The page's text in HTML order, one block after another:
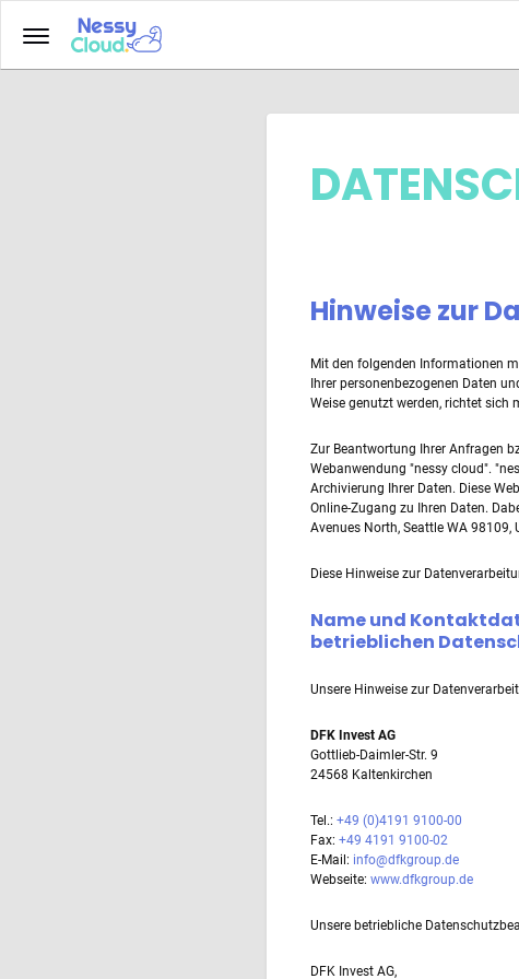
Hinweise zur
Mit den folgenden Informationen
Ihrer personenbezogenen Daten
Weise genutzt werden, richtet sich
Zur Beantwortung Ihrer Anfragen
Webanwendung "nessy cloud".
Archivierung Ihrer Daten. Diese
Online-Zugang zu Ihren Daten.
Avenues North, Seattle WA 98109,
Diese Hinweise zur
Name und
betrieblichen
Unsere Hinweise zur
DFK Invest AG
Gottlieb-Daimler-Str. 9
24568 Kaltenkirchen
Tel.: +49 (0)4191 9100-00
Fax: +49 4191 9100-02
E-Mail: info@dfkgroup.de
Webseite: www.dfkgroup.de
Unsere betriebliche
DFK Invest AG,